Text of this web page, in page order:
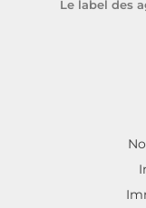
Le label des